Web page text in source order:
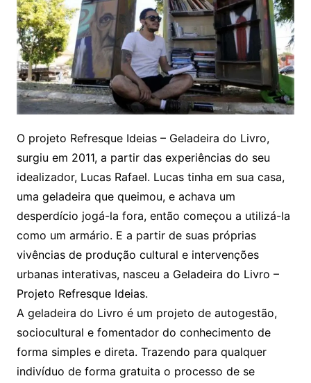
O projeto Refresque Ideias – Geladeira do Livro,
surgiu em 2011, a partir das experiências do seu
idealizador, Lucas Rafael. Lucas tinha em sua casa,
uma geladeira que queimou, e achava um
desperdício jogá-la fora, então começou a utilizá-la
como um armário. E a partir de suas próprias
vivências de produção cultural e intervenções
urbanas interativas, nasceu a Geladeira do Livro –
Projeto Refresque Ideias.
A geladeira do Livro é um projeto de autogestão,
sociocultural e fomentador do conhecimento de
forma simples e direta. Trazendo para qualquer
indivíduo de forma gratuita o processo de se